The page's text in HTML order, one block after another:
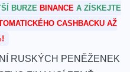
BURZE BINANCE A ZÍSKEJTE
CASHBACKU AŽ
RUSKÝCH PENĚŽENEK